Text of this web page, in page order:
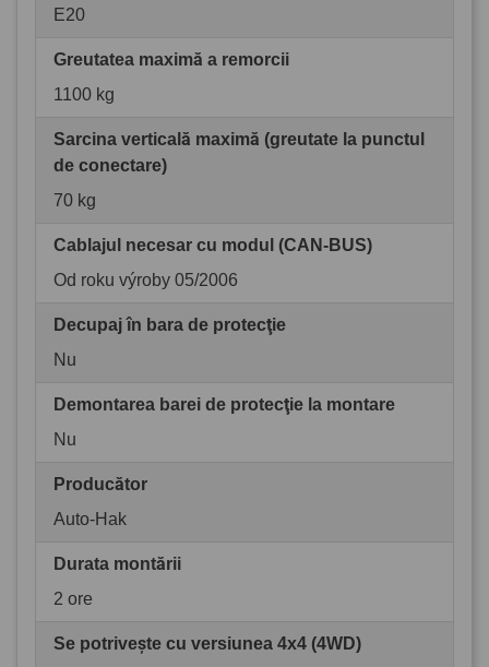
E20
Greutatea maximă a remorcii
1100 kg
Sarcina verticală maximă (greutate la punctul
de conectare)
70 kg
Cablajul necesar cu modul (CAN-BUS)
Od roku výroby 05/2006
Decupaj în bara de protecţie
Nu
Demontarea barei de protecţie la montare
Nu
Producător
Auto-Hak
Durata montării
2 ore
Se potrivește cu versiunea 4x4 (4WD)